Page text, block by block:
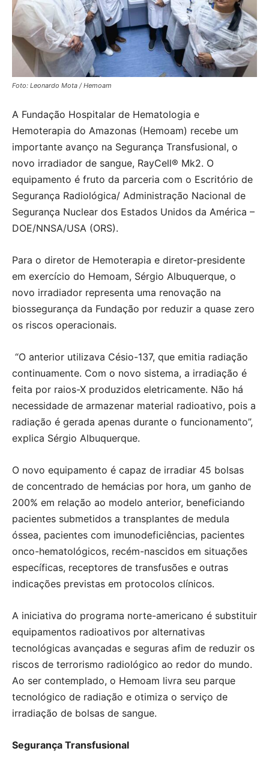
Foto: Leonardo Mota / Hemoam
A Fundação Hospitalar de Hematologia e
Hemoterapia do Amazonas (Hemoam) recebe um
importante avanço na Segurança Transfusional, o
novo irradiador de sangue, RayCell®️ Mk2. O
equipamento é fruto da parceria com o Escritório de
Segurança Radiológica/ Administração Nacional de
Segurança Nuclear dos Estados Unidos da América –
DOE/NNSA/USA (ORS).
Para o diretor de Hemoterapia e diretor-presidente
em exercício do Hemoam, Sérgio Albuquerque, o
novo irradiador representa uma renovação na
biossegurança da Fundação por reduzir a quase zero
os riscos operacionais.
“O anterior utilizava Césio-137, que emitia radiação
continuamente. Com o novo sistema, a irradiação é
feita por raios-X produzidos eletricamente. Não há
necessidade de armazenar material radioativo, pois a
radiação é gerada apenas durante o funcionamento”,
explica Sérgio Albuquerque.
O novo equipamento é capaz de irradiar 45 bolsas
de concentrado de hemácias por hora, um ganho de
200% em relação ao modelo anterior, beneficiando
pacientes submetidos a transplantes de medula
óssea, pacientes com imunodeficiências, pacientes
onco-hematológicos, recém-nascidos em situações
específicas, receptores de transfusões e outras
indicações previstas em protocolos clínicos.
A iniciativa do programa norte-americano é substituir
equipamentos radioativos por alternativas
tecnológicas avançadas e seguras afim de reduzir os
riscos de terrorismo radiológico ao redor do mundo.
Ao ser contemplado, o Hemoam livra seu parque
tecnológico de radiação e otimiza o serviço de
irradiação de bolsas de sangue.
Segurança Transfusional